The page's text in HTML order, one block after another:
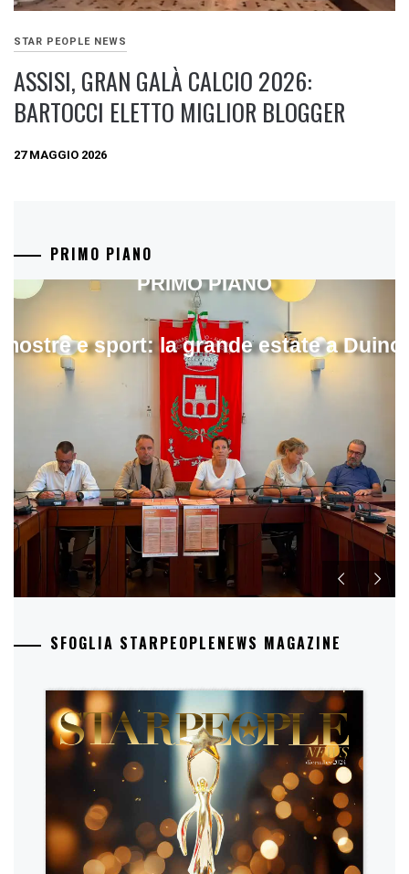
STAR PEOPLE NEWS
ASSISI, GRAN GALÀ CALCIO 2026:
BARTOCCI ELETTO MIGLIOR BLOGGER
27 MAGGIO 2026
PRIMO PIANO
e sport: la grande estate a
PRIMO PIANO
SFOGLIA STARPEOPLENEWS MAGAZINE